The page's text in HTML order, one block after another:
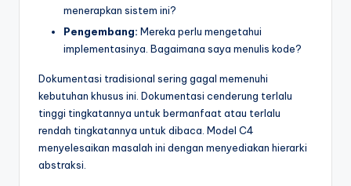
menerapkan sistem ini?
Pengembang: Mereka perlu mengetahui
implementasinya. Bagaimana saya menulis kode?
Dokumentasi tradisional sering gagal memenuhi
kebutuhan khusus ini. Dokumentasi cenderung terlalu
tinggi tingkatannya untuk bermanfaat atau terlalu
rendah tingkatannya untuk dibaca. Model C4
menyelesaikan masalah ini dengan menyediakan hierarki
abstraksi.